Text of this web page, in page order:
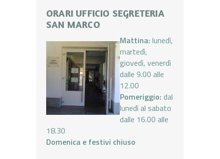
ORARI UFFICIO SEGRETERIA
SAN MARCO
Mattina: lunedì,
martedì,
giovedì, venerdì
dalle 9.00 alle
12.00
Pomeriggio: dal
lunedì al sabato
dalle 16.00 alle
18.30
Domenica e festivi chiuso